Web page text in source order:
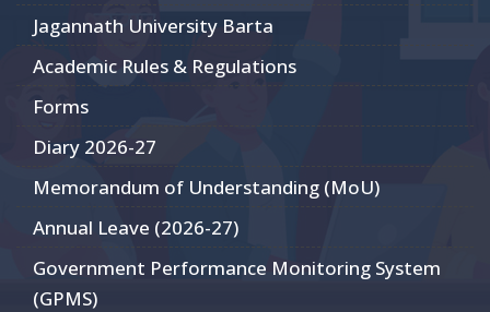
Jagannath University Barta
Academic Rules & Regulations
Forms
Diary 2026-27
Memorandum of Understanding (MoU)
Annual Leave (2026-27)
Government Performance Monitoring System
(GPMS)